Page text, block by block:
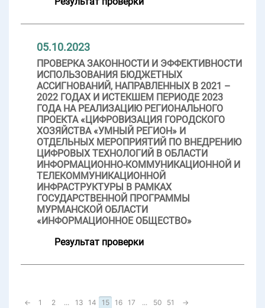
05.10.2023
ПРОВЕРКА ЗАКОННОСТИ И ЭФФЕКТИВНОСТИ
ИСПОЛЬЗОВАНИЯ БЮДЖЕТНЫХ
АССИГНОВАНИЙ, НАПРАВЛЕННЫХ В 2021 –
2022 ГОДАХ И ИСТЕКШЕМ ПЕРИОДЕ 2023
ГОДА НА РЕАЛИЗАЦИЮ РЕГИОНАЛЬНОГО
ПРОЕКТА «ЦИФРОВИЗАЦИЯ ГОРОДСКОГО
ХОЗЯЙСТВА «УМНЫЙ РЕГИОН» И
ОТДЕЛЬНЫХ МЕРОПРИЯТИЙ ПО ВНЕДРЕНИЮ
ЦИФРОВЫХ ТЕХНОЛОГИЙ В ОБЛАСТИ
ИНФОРМАЦИОННО-КОММУНИКАЦИОННОЙ И
ТЕЛЕКОММУНИКАЦИОННОЙ
ИНФРАСТРУКТУРЫ В РАМКАХ
ГОСУДАРСТВЕННОЙ ПРОГРАММЫ
МУРМАНСКОЙ ОБЛАСТИ
«ИНФОРМАЦИОННОЕ ОБЩЕСТВО»
Результат проверки
← 1 2 ... 13 14 15 16 17 ... 50 51 →